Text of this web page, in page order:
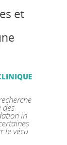
et
in
le vécu